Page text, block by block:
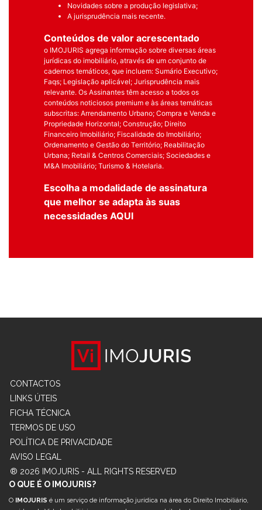
Novidades sobre a produção legislativa;
A jurisprudência mais recente.
Conteúdos de valor acrescentado
o IMOJURIS agrega informação sobre diversas áreas
jurídicas do imobiliário, através de um conjunto de
cadernos temáticos, que incluem: Sumário Executivo;
Faqs; Legislação aplicável; Jurisprudência mais
relevante. Os Assinantes têm acesso a todos os
conteúdos noticiosos premium e às áreas temáticas
subscritas: Arrendamento Urbano; Compra e Venda e
Propriedade Horizontal; Construção; Direito
Financeiro Imobiliário; Fiscalidade do Imobiliário;
Ordenamento e Gestão do Território; Reabilitação
Urbana; Retail & Centros Comerciais; Sociedades e
M&A Imobiliário; Turismo & Hotelaria.
Escolha a modalidade de assinatura
que melhor se adapta às suas
necessidades AQUI
CONTACTOS
LINKS ÚTEIS
FICHA TÉCNICA
TERMOS DE USO
POLÍTICA DE PRIVACIDADE
AVISO LEGAL
® 2026 IMOJURIS - ALL RIGHTS RESERVED
O QUE É O IMOJURIS?
O IMOJURIS é um serviço de informação jurídica na área do Direito Imobiliário,